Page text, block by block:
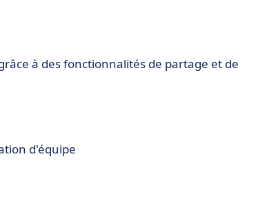
à des fonctionnalités de partage et de
d'équipe